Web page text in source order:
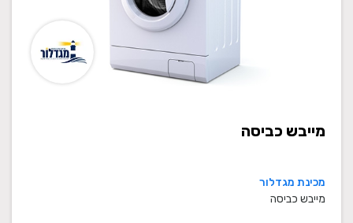
מייבש כביסה
מכינת מגדלור
מייבש כביסה